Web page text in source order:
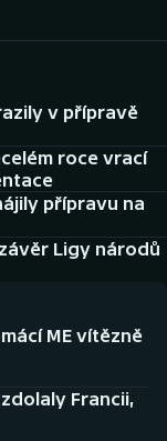
v přípravě
roce vrací
přípravu na
Ligy národů
ME vítězně
Francii,